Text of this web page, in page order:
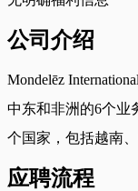
公司介绍
Mondelēz
中东和非洲的6个业
个国家，包括越南
应聘流程